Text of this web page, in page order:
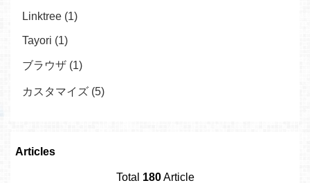
Linktree (1)
Tayori (1)
ブラウザ (1)
カスタマイズ (5)
Articles
Total 180Article